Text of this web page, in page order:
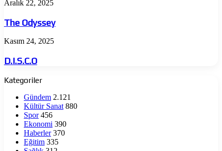
The
Aralık 22, 2025
The Odyssey
D.I.S.C.O
Kasım 24, 2025
D.I.S.C.O
Kategoriler
Gündem 2.121
Kültür Sanat 880
Spor 456
Ekonomi 390
Haberler 370
Eğitim 335